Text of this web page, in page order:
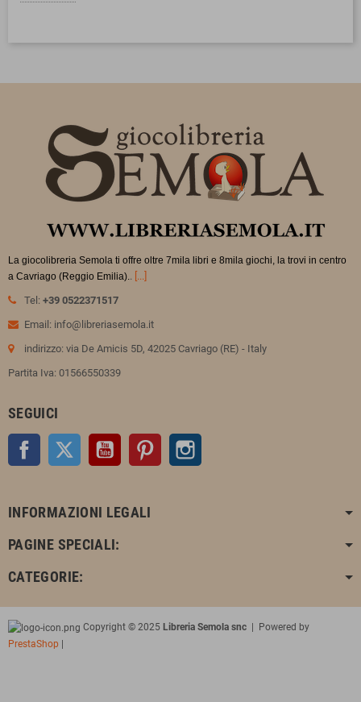
La giocolibreria Semola ti offre oltre 7mila libri e 8mila giochi, la trovi in centro
a Cavriago (Reggio Emilia).. [...]
Tel: +39 0522371517
Email: info@libreriasemola.it
indirizzo: via De Amicis 5D, 42025 Cavriago (RE) - Italy
Partita Iva: 01566550339
SEGUICI
Facebook Twitter YouTube Pinterest
INFORMAZIONI LEGALI
PAGINE SPECIALI:
CATEGORIE:
Copyright © 2025 Libreria Semola snc | Powered by
PrestaShop |